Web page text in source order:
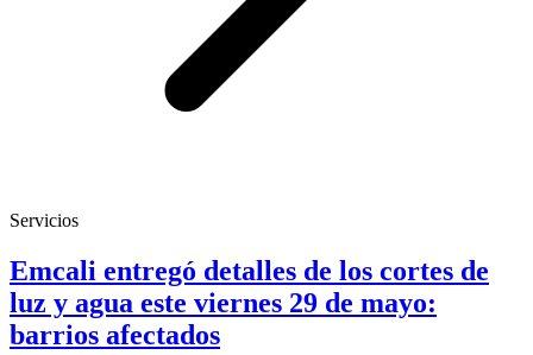
Servicios
Emcali entregó detalles de los cortes de
luz y agua este viernes 29 de mayo:
barrios afectados